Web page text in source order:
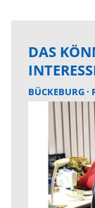
DAS
BÜCKEBURG